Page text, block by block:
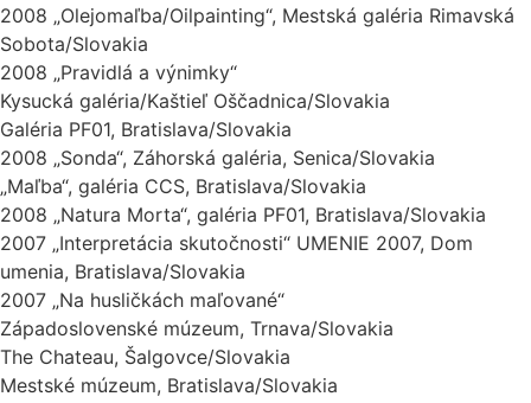
2008 „Olejomaľba/Oilpainting“, Mestská galéria Rimavská
Sobota/Slovakia
2008 „Pravidlá a výnimky“
Kysucká galéria/Kaštieľ Oščadnica/Slovakia
Galéria PF01, Bratislava/Slovakia
2008 „Sonda“, Záhorská galéria, Senica/Slovakia
„Maľba“, galéria CCS, Bratislava/Slovakia
2008 „Natura Morta“, galéria PF01, Bratislava/Slovakia
2007 „Interpretácia skutočnosti“ UMENIE 2007, Dom
umenia, Bratislava/Slovakia
2007 „Na husličkách maľované“
Západoslovenské múzeum, Trnava/Slovakia
The Chateau, Šalgovce/Slovakia
Mestské múzeum, Bratislava/Slovakia